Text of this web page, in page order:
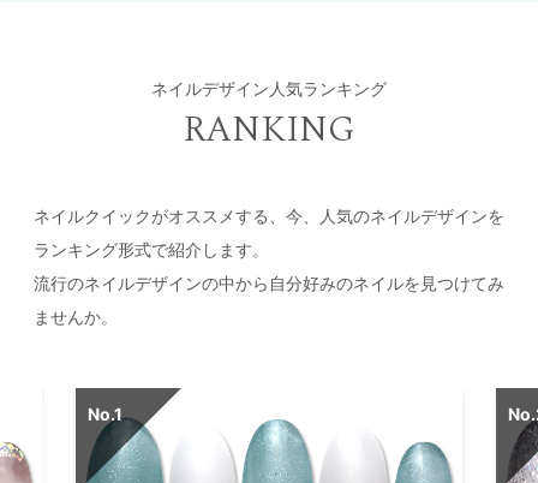
ネイルデザイン人気ランキング
RANKING
ネイルクイックがオススメする、今、人気のネイルデザインを
ランキング形式で紹介します。
流行のネイルデザインの中から自分好みのネイルを見つけてみ
ませんか。